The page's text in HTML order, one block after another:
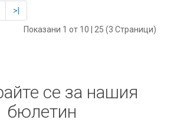
>|
Показани 1 от 10 | 25 (3 Страници)
се за нашия
бюлетин